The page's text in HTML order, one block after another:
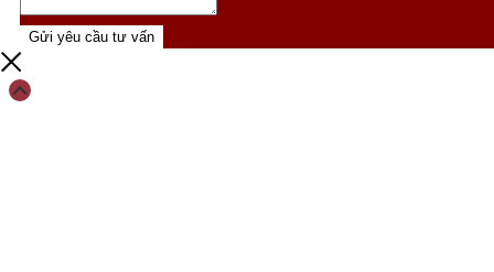
Gửi yêu cầu tư vấn
Scroll